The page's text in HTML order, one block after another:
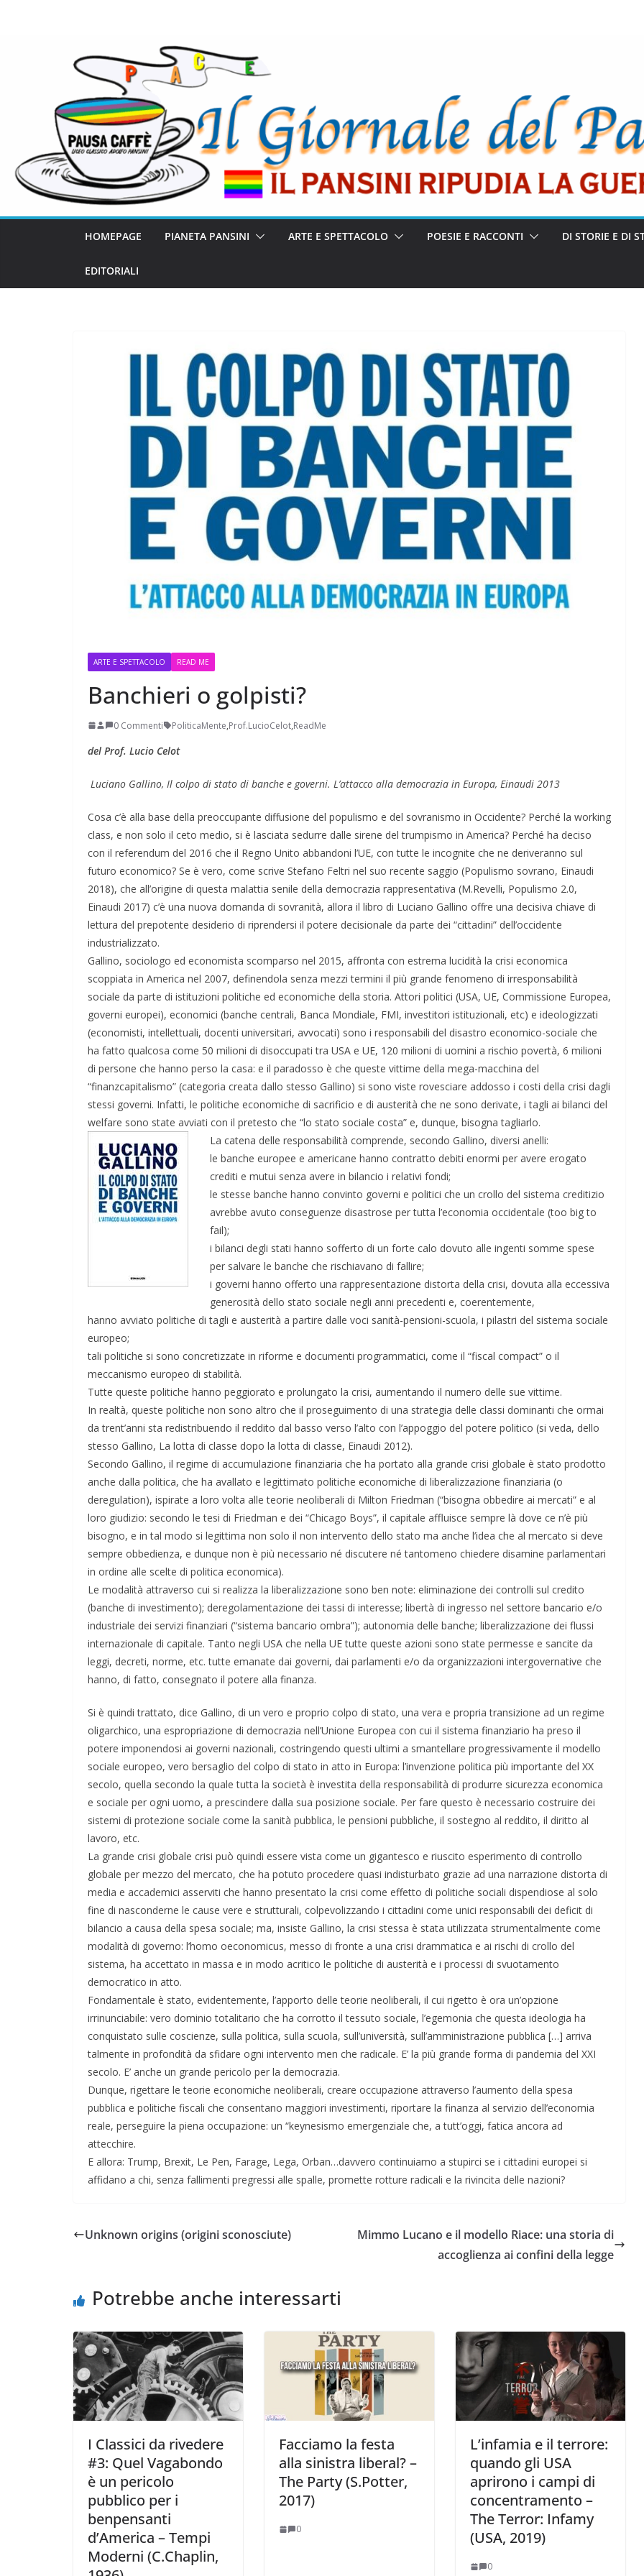
HOMEPAGE PIANETA PANSINI ARTE E SPETTACOLO POESIE E RACCONTI DI STORIE E DI
EDITORIALI
ARTE E SPETTACOLO READ ME
Banchieri o golpisti?
0 Commenti PoliticaMente,Prof.LucioCelot,ReadMe
del Prof. Lucio Celot
Luciano Gallino, Il colpo di stato di banche e governi. L’attacco alla democrazia in Europa, Einaudi 2013
Cosa c’è alla base della preoccupante diffusione del populismo e del sovranismo in Occidente? Perché la working
class, e non solo il ceto medio, si è lasciata sedurre dalle sirene del trumpismo in America? Perché ha deciso
con il referendum del 2016 che il Regno Unito abbandoni l’UE, con tutte le incognite che ne deriveranno sul
futuro economico? Se è vero, come scrive Stefano Feltri nel suo recente saggio (Populismo sovrano, Einaudi
2018), che all’origine di questa malattia senile della democrazia rappresentativa (M.Revelli, Populismo 2.0,
Einaudi 2017) c’è una nuova domanda di sovranità, allora il libro di Luciano Gallino offre una decisiva chiave di
lettura del prepotente desiderio di riprendersi il potere decisionale da parte dei “cittadini” dell’occidente
industrializzato.
Gallino, sociologo ed economista scomparso nel 2015, affronta con estrema lucidità la crisi economica
scoppiata in America nel 2007, definendola senza mezzi termini il più grande fenomeno di irresponsabilità
sociale da parte di istituzioni politiche ed economiche della storia. Attori politici (USA, UE, Commissione Europea,
governi europei), economici (banche centrali, Banca Mondiale, FMI, investitori istituzionali, etc) e ideologizzati
(economisti, intellettuali, docenti universitari, avvocati) sono i responsabili del disastro economico-sociale che
ha fatto qualcosa come 50 milioni di disoccupati tra USA e UE, 120 milioni di uomini a rischio povertà, 6 milioni
di persone che hanno perso la casa: e il paradosso è che queste vittime della mega-macchina del
“finanzcapitalismo” (categoria creata dallo stesso Gallino) si sono viste rovesciare addosso i costi della crisi dagli
stessi governi. Infatti, le politiche economiche di sacrificio e di austerità che ne sono derivate, i tagli ai bilanci del
welfare sono state avviati con il pretesto che “lo stato sociale costa” e, dunque, bisogna tagliarlo.
La catena delle responsabilità comprende, secondo Gallino, diversi anelli:
le banche europee e americane hanno contratto debiti enormi per avere erogato
crediti e mutui senza avere in bilancio i relativi fondi;
le stesse banche hanno convinto governi e politici che un crollo del sistema creditizio
avrebbe avuto conseguenze disastrose per tutta l’economia occidentale (too big to
fail);
i bilanci degli stati hanno sofferto di un forte calo dovuto alle ingenti somme spese
per salvare le banche che rischiavano di fallire;
i governi hanno offerto una rappresentazione distorta della crisi, dovuta alla eccessiva
generosità dello stato sociale negli anni precedenti e, coerentemente,
hanno avviato politiche di tagli e austerità a partire dalle voci sanità-pensioni-scuola, i pilastri del sistema sociale
europeo;
tali politiche si sono concretizzate in riforme e documenti programmatici, come il “fiscal compact” o il
meccanismo europeo di stabilità.
Tutte queste politiche hanno peggiorato e prolungato la crisi, aumentando il numero delle sue vittime.
In realtà, queste politiche non sono altro che il proseguimento di una strategia delle classi dominanti che ormai
da trent’anni sta redistribuendo il reddito dal basso verso l’alto con l’appoggio del potere politico (si veda, dello
stesso Gallino, La lotta di classe dopo la lotta di classe, Einaudi 2012).
Secondo Gallino, il regime di accumulazione finanziaria che ha portato alla grande crisi globale è stato prodotto
anche dalla politica, che ha avallato e legittimato politiche economiche di liberalizzazione finanziaria (o
deregulation), ispirate a loro volta alle teorie neoliberali di Milton Friedman (“bisogna obbedire ai mercati” e al
loro giudizio: secondo le tesi di Friedman e dei “Chicago Boys”, il capitale affluisce sempre là dove ce n’è più
bisogno, e in tal modo si legittima non solo il non intervento dello stato ma anche l’idea che al mercato si deve
sempre obbedienza, e dunque non è più necessario né discutere né tantomeno chiedere disamine parlamentari
in ordine alle scelte di politica economica).
Le modalità attraverso cui si realizza la liberalizzazione sono ben note: eliminazione dei controlli sul credito
(banche di investimento); deregolamentazione dei tassi di interesse; libertà di ingresso nel settore bancario e/o
industriale dei servizi finanziari (“sistema bancario ombra”); autonomia delle banche; liberalizzazione dei flussi
internazionale di capitale. Tanto negli USA che nella UE tutte queste azioni sono state permesse e sancite da
leggi, decreti, norme, etc. tutte emanate dai governi, dai parlamenti e/o da organizzazioni intergovernative che
hanno, di fatto, consegnato il potere alla finanza.
Si è quindi trattato, dice Gallino, di un vero e proprio colpo di stato, una vera e propria transizione ad un regime
oligarchico, una espropriazione di democrazia nell’Unione Europea con cui il sistema finanziario ha preso il
potere imponendosi ai governi nazionali, costringendo questi ultimi a smantellare progressivamente il modello
sociale europeo, vero bersaglio del colpo di stato in atto in Europa: l’invenzione politica più importante del XX
secolo, quella secondo la quale tutta la società è investita della responsabilità di produrre sicurezza economica
e sociale per ogni uomo, a prescindere dalla sua posizione sociale. Per fare questo è necessario costruire dei
sistemi di protezione sociale come la sanità pubblica, le pensioni pubbliche, il sostegno al reddito, il diritto al
lavoro, etc.
La grande crisi globale crisi può quindi essere vista come un gigantesco e riuscito esperimento di controllo
globale per mezzo del mercato, che ha potuto procedere quasi indisturbato grazie ad una narrazione distorta di
media e accademici asserviti che hanno presentato la crisi come effetto di politiche sociali dispendiose al solo
fine di nasconderne le cause vere e strutturali, colpevolizzando i cittadini come unici responsabili dei deficit di
bilancio a causa della spesa sociale; ma, insiste Gallino, la crisi stessa è stata utilizzata strumentalmente come
modalità di governo: l’homo oeconomicus, messo di fronte a una crisi drammatica e ai rischi di crollo del
sistema, ha accettato in massa e in modo acritico le politiche di austerità e i processi di svuotamento
democratico in atto.
Fondamentale è stato, evidentemente, l’apporto delle teorie neoliberali, il cui rigetto è ora un’opzione
irrinunciabile: vero dominio totalitario che ha corrotto il tessuto sociale, l’egemonia che questa ideologia ha
conquistato sulle coscienze, sulla politica, sulla scuola, sull’università, sull’amministrazione pubblica […] arriva
talmente in profondità da sfidare ogni intervento men che radicale. E’ la più grande forma di pandemia del XXI
secolo. E’ anche un grande pericolo per la democrazia.
Dunque, rigettare le teorie economiche neoliberali, creare occupazione attraverso l’aumento della spesa
pubblica e politiche fiscali che consentano maggiori investimenti, riportare la finanza al servizio dell’economia
reale, perseguire la piena occupazione: un “keynesismo emergenziale che, a tutt’oggi, fatica ancora ad
attecchire.
E allora: Trump, Brexit, Le Pen, Farage, Lega, Orban…davvero continuiamo a stupirci se i cittadini europei si
affidano a chi, senza fallimenti pregressi alle spalle, promette rotture radicali e la rivincita delle nazioni?
Unknown origins (origini sconosciute)
Mimmo Lucano e il modello Riace: una storia di
accoglienza ai confini della legge
Potrebbe anche interessarti
I Classici da rivedere
#3: Quel Vagabondo
è un pericolo
pubblico per i
benpensanti
d’America – Tempi
Moderni (C.Chaplin,
Facciamo la festa
alla sinistra liberal? –
The Party (S.Potter,
2017)
0
L’infamia e il terrore:
quando gli USA
aprirono i campi di
concentramento –
The Terror: Infamy
(USA, 2019)
0
Incontro sul referendum per la riforma della
magistratura
L’ANNO DEI CINECOMICS: 2026 TRA FILM E
SERIE TV
Perle dei prof #38
Napoli: una città indifferente che vive nella
straordinarietà
ApocalypseVietnam #7: Storia di una foto: “Rough
Justice on a Saigon Street”